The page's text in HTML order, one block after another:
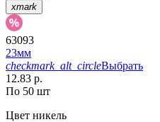
xmark
63093
23мм
checkmark_alt_circleВыбрать
12.83 р.
По 50 шт
Цвет никель